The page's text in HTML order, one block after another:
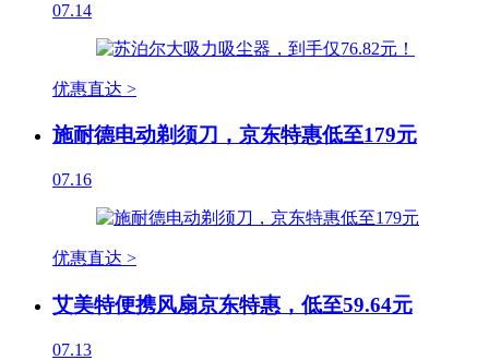
07.14
优惠直达 >
施耐德电动剃须刀，京东特惠低至179元
07.16
优惠直达 >
艾美特便携风扇京东特惠，低至59.64元
07.13